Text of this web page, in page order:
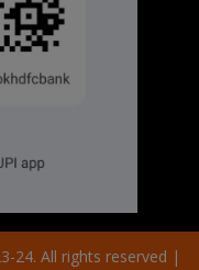
24. All rights reserved |